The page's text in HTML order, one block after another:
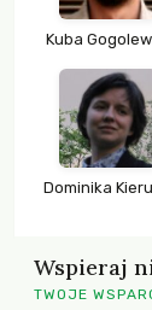
Kuba
Dominika
Wspieraj
TWOJE